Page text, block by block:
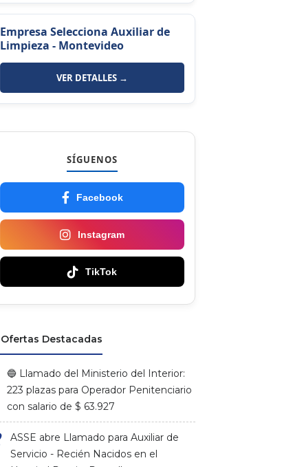
Empresa Selecciona Auxiliar de
Limpieza - Montevideo
VER DETALLES →
SÍGUENOS
Facebook
Instagram
TikTok
Ofertas Destacadas
🔵 Llamado del Ministerio del Interior:
223 plazas para Operador Penitenciario
con salario de $ 63.927
ASSE abre Llamado para Auxiliar de
Servicio - Recién Nacidos en el